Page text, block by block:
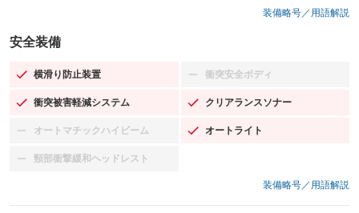
装備略号／用語解説
安全装備
横滑り防止装置
：装備あり 衝突安全ボディ
：装備なし
衝突被害軽減システム
：装備あり クリアランスソナー
：装備あり
オートマチックハイビーム
：装備なし オートライト
：装備あり
頸部衝撃緩和ヘッドレスト
：装備なし
装備略号／用語解説